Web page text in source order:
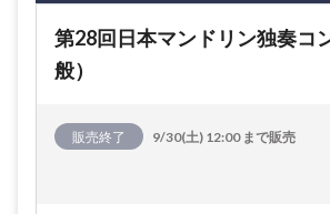
第28回日本マンドリン独奏コ
般）
販売終了 9/30(土) 12:00 まで販売